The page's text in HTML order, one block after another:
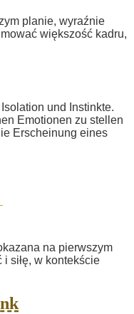
und Instinkte.
Emotionen zu stellen
Erscheinung eines